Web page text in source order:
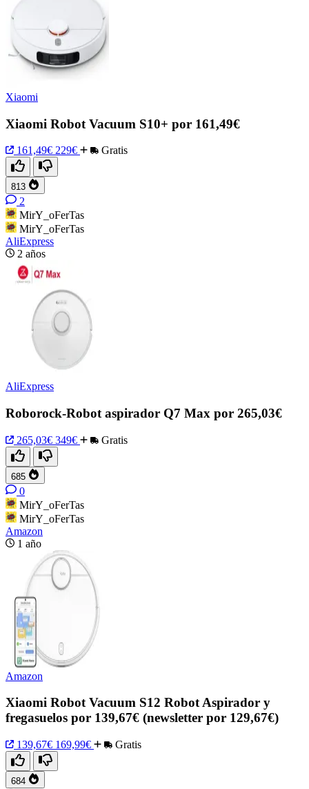
Xiaomi
Xiaomi Robot Vacuum S10+ por 161,49€
161,49€ 229€ Gratis
813
2
MirY_oFerTas
MirY_oFerTas
AliExpress
2 años
AliExpress
Roborock-Robot aspirador Q7 Max por 265,03€
265,03€ 349€ Gratis
685
0
MirY_oFerTas
MirY_oFerTas
Amazon
1 año
Amazon
Xiaomi Robot Vacuum S12 Robot Aspirador y
fregasuelos por 139,67€ (newsletter por 129,67€)
139,67€ 169,99€ Gratis
684